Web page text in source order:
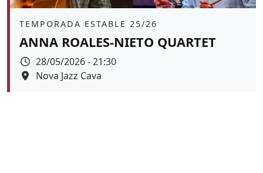
Àmbit
TEMPORADA ESTABLE 25/26
ANNA ROALES-NIETO QUARTET
Data
28/05/2026 - 21:30
Espai
Nova Jazz Cava